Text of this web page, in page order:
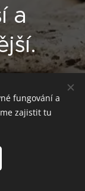
a
fungování a
zajistit tu